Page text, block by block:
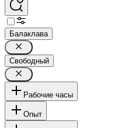
Балаклава
Свободный
Рабочие часы
Опыт